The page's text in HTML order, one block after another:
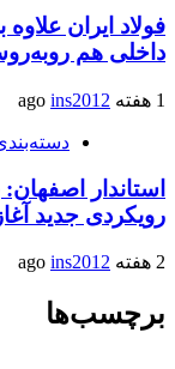
فولاد ایران
داخلی هم
1 هفته ago ins2012
استاندار
رویکردی جدید
2 هفته ago ins2012
برچسب‌ها